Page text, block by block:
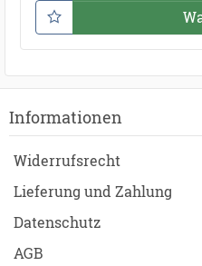
Informationen
Widerrufsrecht
Lieferung und Zahlung
Datenschutz
AGB